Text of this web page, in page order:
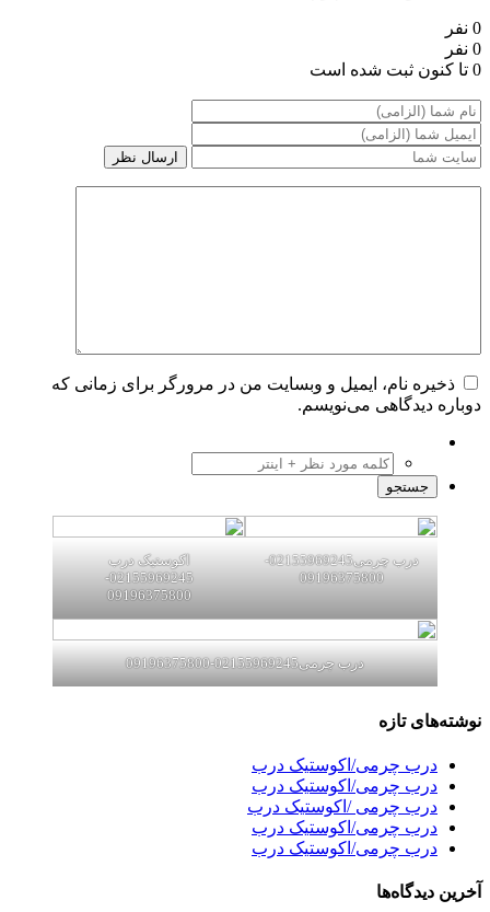
نام، ایمیل و وبسایت من در مرورگر برای زمانی که
دیدگاهی می‌نویسم.
درب چرمی02155969245-
09196375800
اکوستیک درب
02155969245-
09196375800
درب چرمی02155969245-09196375800
تازه
چرمی/اکوستیک درب
چرمی/اکوستیک درب
چرمی /اکوستیک درب
چرمی/اکوستیک درب
چرمی/اکوستیک درب